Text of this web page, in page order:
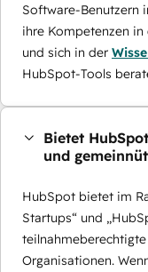
Software-Benutzern
ihre Kompetenzen in
und sich in der
HubSpot-Tools
Bietet
und
HubSpot bietet im
Startups“ und
Organisationen.